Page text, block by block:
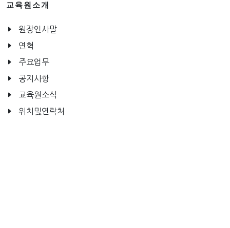
교육원소개
원장인사말
연혁
주요업무
공지사항
교육원소식
위치및연락처